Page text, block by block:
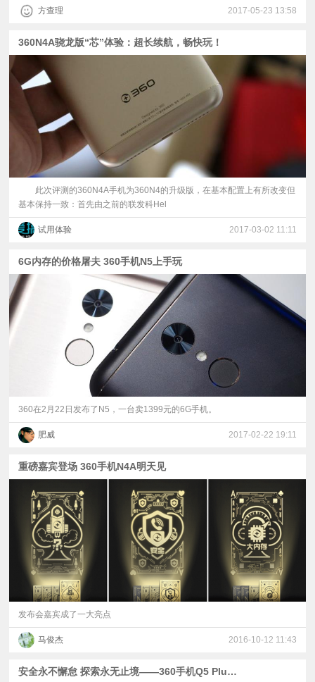
方查理 2017-05-23 13:58
360N4A骁龙版“芯”体验：超长续航，畅快玩！
此次评测的360N4A手机为360N4的升级版，在基本配置上有所改变但
基本保持一致：首先由之前的联发科Hel
试用体验 2017-03-02 11:11
6G内存的价格屠夫 360手机N5上手玩
360在2月22日发布了N5，一台卖1399元的6G手机。
肥威 2017-02-22 19:11
重磅嘉宾登场 360手机N4A明天见
发布会嘉宾成了一大亮点
马俊杰 2016-10-12 11:43
安全永不懈怠 探索永无止境——360手机Q5 Plus测评